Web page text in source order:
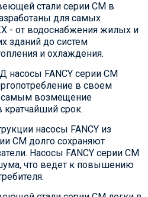
стали серии CM в
для самых
- от водоснабжения жилых и
зданий до систем
и охлаждения.
FANCY серии CM
в своем
самым возмещение
кратчайший срок.
насосы FANCY из
CM долго сохраняют
Насосы FANCY серии CM
что ведет к повышению